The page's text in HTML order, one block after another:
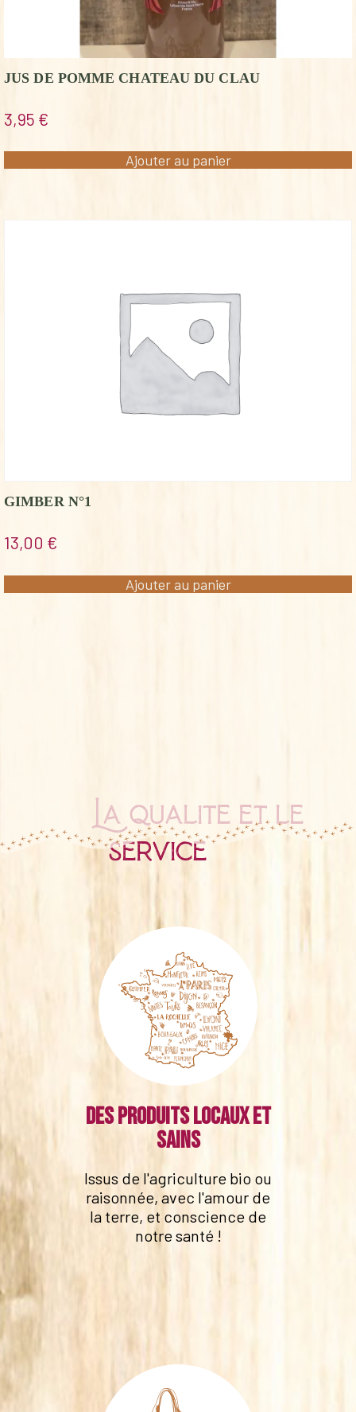
JUS DE POMME CHATEAU DU CLAU
3,95 €
Ajouter au panier
GIMBER N°1
13,00 €
Ajouter au panier
La qualité et le
service
Des produits locaux et
sains
Issus de l'agriculture bio ou
raisonnée, avec l'amour de
la terre, et conscience de
notre santé !